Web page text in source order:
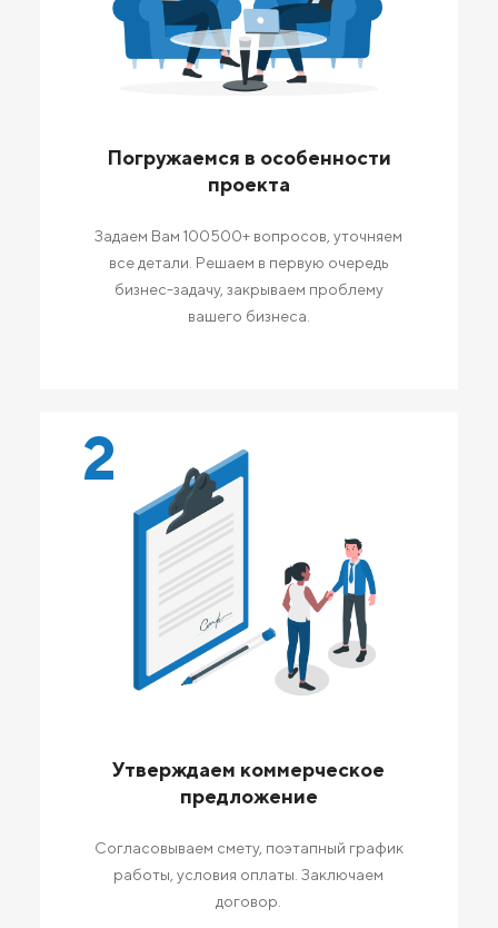
Погружаемся в особенности
проекта
Задаем Вам 100500+ вопросов, уточняем
все детали. Решаем в первую очередь
бизнес-задачу, закрываем проблему
вашего бизнеса.
2
Утверждаем коммерческое
предложение
Согласовываем смету, поэтапный график
работы, условия оплаты. Заключаем
договор.